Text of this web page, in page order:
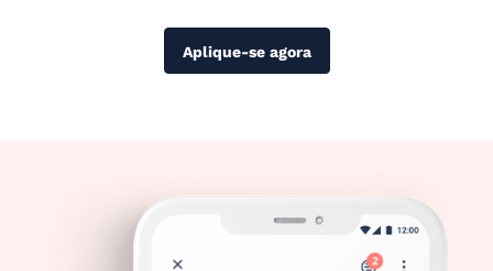
Aplique-se agora